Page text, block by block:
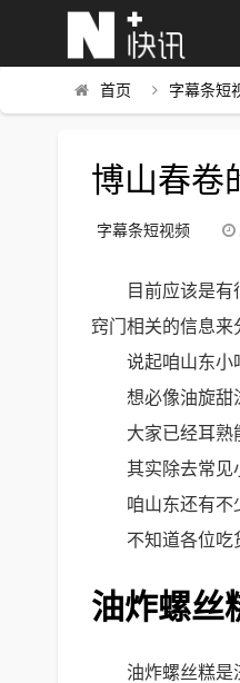
首页 字幕条短
博山春卷
字幕条短视频
目前应该是
窍门相关的信息来
说起咱山东小
想必像油旋甜
大家已经耳熟
其实除去常见
咱山东还有不
不知道各位吃
油炸螺丝
油炸螺丝糕是